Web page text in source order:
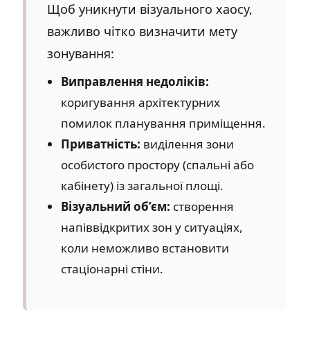
Щоб уникнути візуального хаосу,
важливо чітко визначити мету
зонування:
Виправлення недоліків:
коригування архітектурних
помилок планування приміщення.
Приватність: виділення зони
особистого простору (спальні або
кабінету) із загальної площі.
Візуальний об’єм: створення
напіввідкритих зон у ситуаціях,
коли неможливо встановити
стаціонарні стіни.